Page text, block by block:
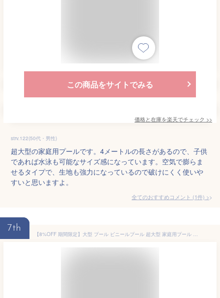
この商品をサイトでみる
価格と在庫を楽天でチェック >>
strv.122(50代・男性)
超大型の家庭用プールです。4メートルの長さがあるので、子供
であれば水泳も可能なサイズ感になっています。空気で膨らま
せるタイプで、生地も強力になっているので破けにくく使いや
すいと思いますよ。
全てのおすすめコメント (1件) >
7th
【8%OFF 期間限定】大型 プール ビニールプール 超大型 家庭用プール 子供プール ファミリープール キッズプール エアープール プレイプール おしゃれ 面白ビーチ ナイトプール 庭 ビッグサイズ 長方形 特大 子ども 大人 空気入れ 水遊び 400cm 3段 4段4M